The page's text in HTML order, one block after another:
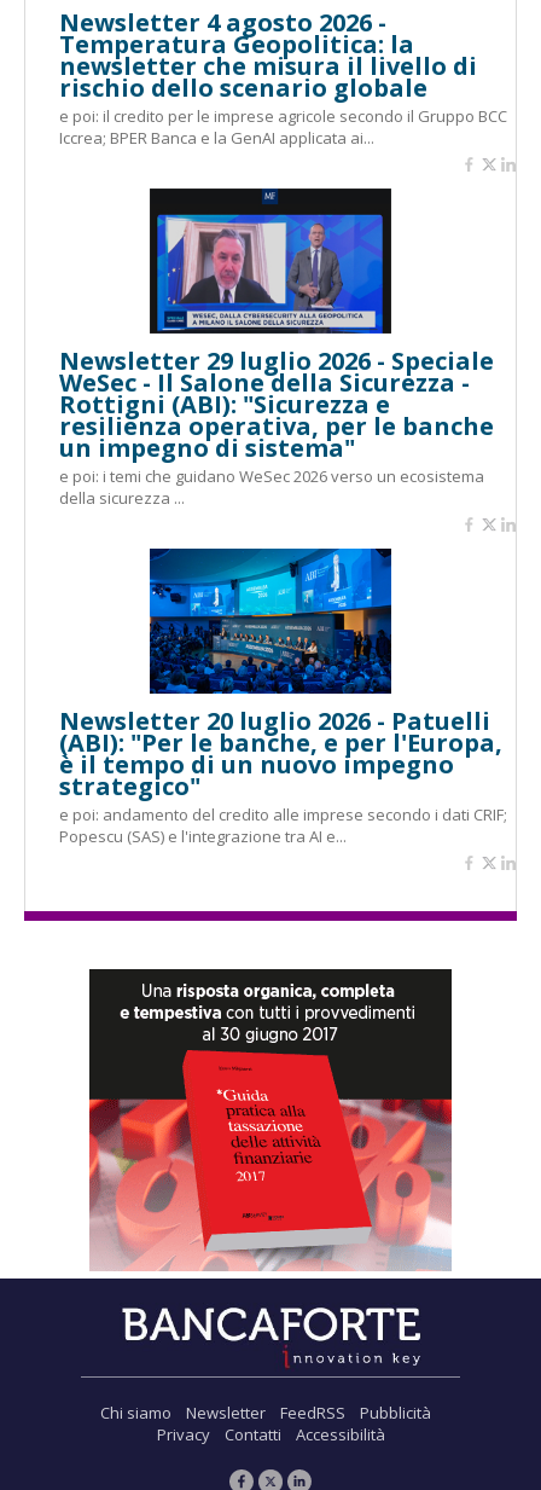
Newsletter 4 agosto 2026 -
Temperatura Geopolitica: la
newsletter che misura il livello di
rischio dello scenario globale
e poi: il credito per le imprese agricole secondo il Gruppo BCC
Iccrea; BPER Banca e la GenAI applicata ai...
Newsletter 29 luglio 2026 - Speciale
WeSec - Il Salone della Sicurezza -
Rottigni (ABI): "Sicurezza e
resilienza operativa, per le banche
un impegno di sistema"
e poi: i temi che guidano WeSec 2026 verso un ecosistema
della sicurezza ...
Newsletter 20 luglio 2026 - Patuelli
(ABI): "Per le banche, e per l'Europa,
è il tempo di un nuovo impegno
strategico"
e poi: andamento del credito alle imprese secondo i dati CRIF;
Popescu (SAS) e l'integrazione tra AI e...
Chi siamo Newsletter FeedRSS
Pubblicità
Privacy
Contatti Accessibilità